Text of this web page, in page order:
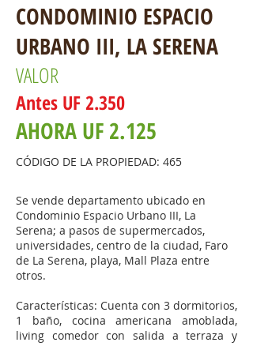
CONDOMINIO ESPACIO
URBANO III, LA SERENA
VALOR
Antes UF 2.350
AHORA UF 2.125
CÓDIGO DE LA PROPIEDAD: 465
Se vende departamento ubicado en
Condominio Espacio Urbano III, La
Serena; a pasos de supermercados,
universidades, centro de la ciudad, Faro
de La Serena, playa, Mall Plaza entre
otros.
Características: Cuenta con 3 dormitorios,
1 baño, cocina americana amoblada,
living comedor con salida a terraza y